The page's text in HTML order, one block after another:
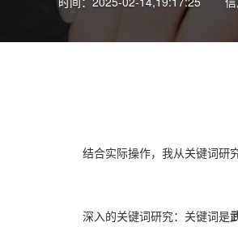
结合实际操作，我从关键词研
深入的关键词研究：关键词是